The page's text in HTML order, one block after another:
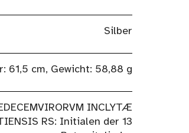
Silber
61,5 cm, Gewicht: 58,88 g
INCLYTÆ
RS: Initialen der 13